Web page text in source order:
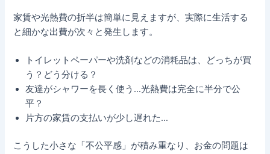
家賃や光熱費の折半は簡単に見えますが、実際に生活する
と細かな出費が次々と発生します。
トイレットペーパーや洗剤などの消耗品は、どっちが買
う？どう分ける？
友達がシャワーを長く使う…光熱費は完全に半分で公
平？
片方の家賃の支払いが少し遅れた…
こうした小さな「不公平感」が積み重なり、お金の問題は